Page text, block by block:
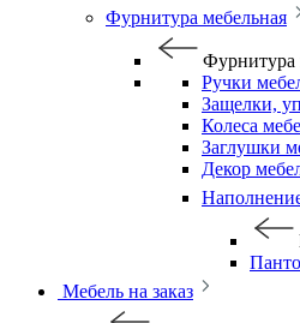
Фурнитура мебельная
Фурнитура
Ручки
Защелки,
Колеса
Заглушки
Декор
Мебель на заказ